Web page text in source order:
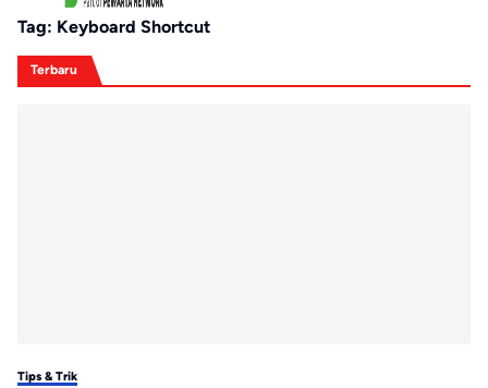
Tag: Keyboard Shortcut
Terbaru
Tips & Trik